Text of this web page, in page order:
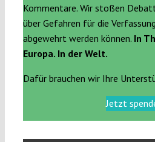
Kommentare. Wir stoßen
über Gefahren für die
abgewehrt werden können. In
Europa. In der Welt.
Dafür brauchen wir Ihre
Jetzt